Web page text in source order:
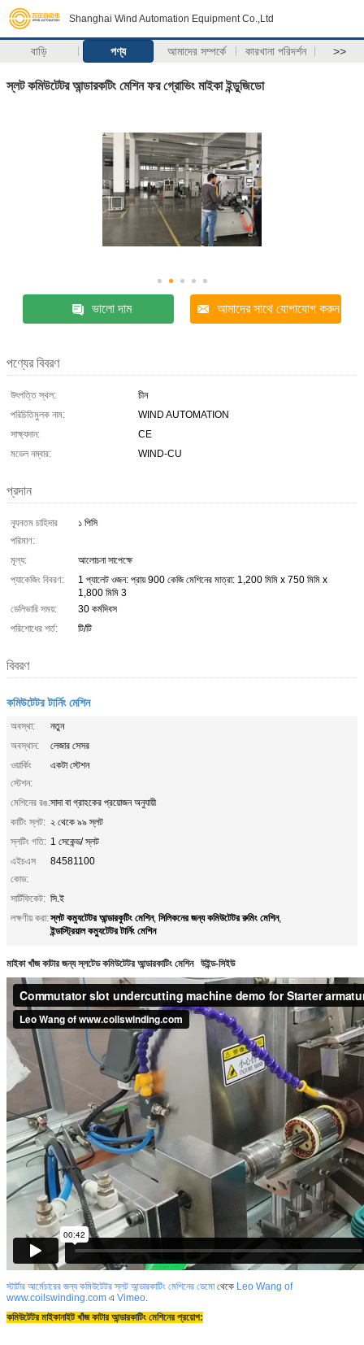
Shanghai Wind Automation Equipment Co.,Ltd
বাড়ি পণ্য আমাদের সম্পর্কে কারখানা পরিদর্শন >>
স্লট কমিউটেটর আন্ডারকটিং মেশিন ফর গ্রোভিং মাইকা ইন্ডুজিডো
ভালো দাম আমাদের সাথে যোগাযোগ করুন
পণ্যের বিবরণ
উৎপত্তি স্থল:
চীন
পরিচিতিমুলক নাম:
WIND AUTOMATION
সাক্ষ্যদান:
CE
মডেল নম্বার:
WIND-CU
প্রদান
ন্যূনতম চাহিদার
পরিমাণ:
১ পিসি
মূল্য:
আলোচনা সাপেক্ষে
প্যাকেজিং বিবরণ:
1 প্যালেট ওজন: প্রায় 900 কেজি মেশিনের মাত্রা: 1,200 মিমি x 750 মিমি x
1,800 মিমি 3
ডেলিভারি সময়:
30 কর্মদিবস
পরিশোধের শর্ত:
টি/টি
বিবরণ
কমিউটেটর টার্নিং মেশিন
অবস্থা:
নতুন
অবস্থান:
লেজার সেসর
ওয়ার্কিং
স্টেশন:
একটা স্টেশন
মেশিনের রঙ:সাদা বা গ্রাহকের প্রয়োজন অনুযায়ী
কাটিং স্লট: ২ থেকে ৯৯ স্লট
স্লটিং গতি: 1 সেকেন্ড/ স্লট
এইচএস
কোড:
84581100
সার্টিফিকেট: সি.ই
লক্ষণীয় করা:স্লট কম্যুটেটর আন্ডারকুটিং মেশিন, সিলিকনের জন্য কমিউটেটর রুমিং মেশিন,
ইন্ডাস্ট্রিয়াল কম্যুটেটর টার্নিং মেশিন
মাইকা খাঁজ কাটার জন্য স্লটেড কমিউটেটর আন্ডারকাটিং মেশিন উইন্ড-সিইউ
স্টার্টার আর্মেচারের জন্য কমিউটেটর স্লট আন্ডারকাটিং মেশিনের ডেমোথেকে Leo Wang of
www.coilswinding.com এ Vimeo.
কমিউটেটর মাইকানাইট খাঁজ কাটার আন্ডারকাটিং মেশিনের প্রয়োগ: